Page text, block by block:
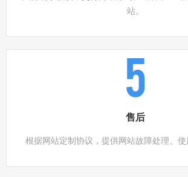
站。
5
售后
根据网站定制协议，提供网站故障处理、使